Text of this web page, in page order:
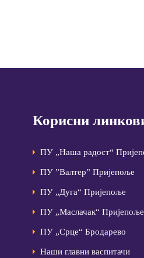
Корисни
ПУ „Наша радост“
ПУ ”Валтер” Пријепоље
ПУ „Дуга“ Пријепоље
ПУ „Маслачак“ Пријепоље
ПУ „Срце“ Бродарево
Наши главни васпитачи